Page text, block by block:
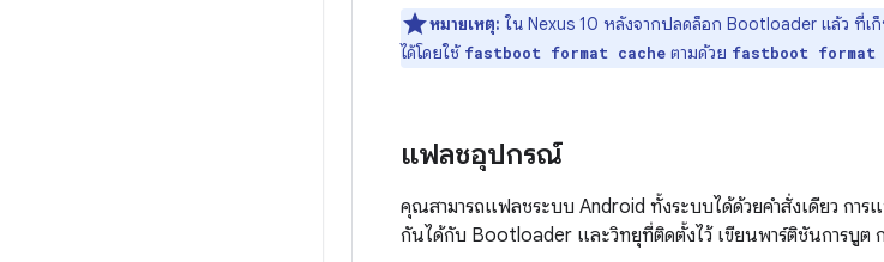
หมายเหตุ: ใน Nexus 10 หลังจากปลดล็อก Bootloader แล้ว ที่
ได้โดยใช้ fastboot format cache ตามด้วย fastboot format
แฟลชอุปกรณ์
คุณสามารถแฟลชระบบ Android ทั้งระบบได้ด้วยคำสั่งเดียว กา
กันได้กับ Bootloader และวิทยุที่ติดตั้งไว้ เขียนพาร์ติชันการบูต